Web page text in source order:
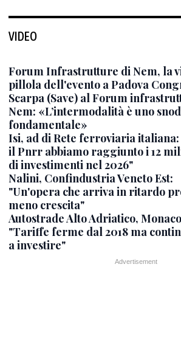
VIDEO
Forum Infrastrutture di Nem, la
pillola dell'evento a Padova
Scarpa (Save) al Forum
Nem: «L’intermodalità è uno
fondamentale»
Isi, ad di Rete ferroviaria italiana:
il Pnrr abbiamo raggiunto i 12
di investimenti nel 2026"
Nalini, Confindustria Veneto Est:
"Un'opera che arriva in ritardo
meno crescita"
Autostrade Alto Adriatico,
"Tariffe ferme dal 2018 ma
a investire"